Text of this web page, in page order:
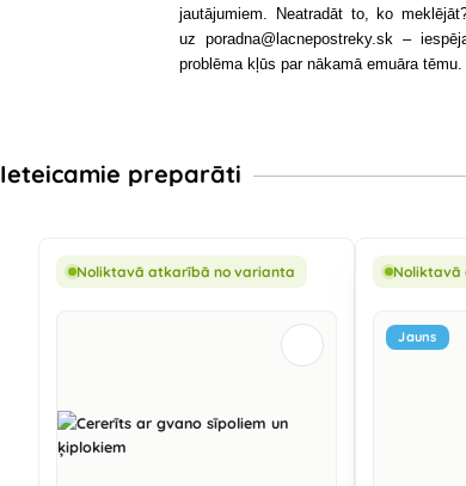
jautājumiem. Neatradāt to, ko
uz poradna@lacnepostreky.sk –
problēma kļūs par nākamā emuāra tēmu.
Ieteicamie preparāti
Noliktavā atkarībā no varianta Noliktavā
Jauns